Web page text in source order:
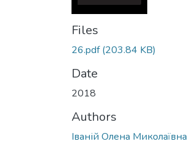
Files
26.pdf(203.84 KB)
Date
2018
Authors
Іваній Олена Миколаївна